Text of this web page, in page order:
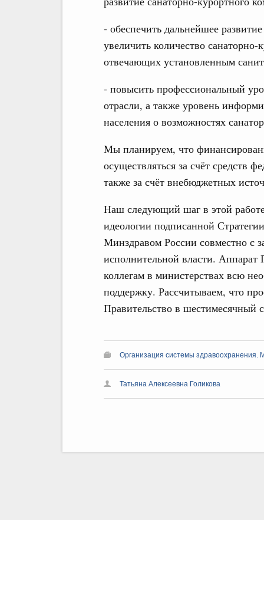
- обеспечить дальнейшее
увеличить количество
отвечающих установленным
- повысить профессиональный
отрасли, а также уровень
населения о возможностях
Мы планируем, что
осуществляться за счёт средств
также за счёт внебюджетных
Наш следующий шаг в этой
идеологии подписанной
Минздравом России совместно с
исполнительной власти. Аппарат
коллегам в министерствах всю
поддержку. Рассчитываем, что
Правительство в шестимесячный
Организация системы здравоохранения.
Татьяна Алексеевна Голикова